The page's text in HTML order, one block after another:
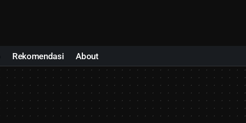
Rekomendasi About